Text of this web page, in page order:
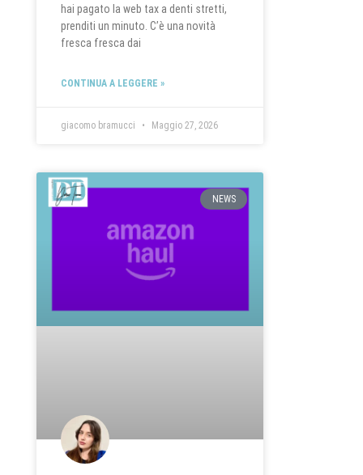
hai pagato la web tax a denti stretti,
prenditi un minuto. C’è una novità
fresca fresca dai
CONTINUA A LEGGERE »
giacomo bramucci Maggio 27, 2026
NEWS